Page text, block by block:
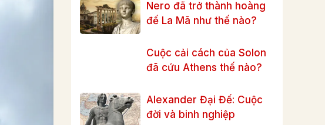
Nero đã trở thành hoàng
đế La Mã như thế nào?
Cuộc cải cách của Solon
đã cứu Athens thế nào?
Alexander Đại Đế: Cuộc
đời và binh nghiệp